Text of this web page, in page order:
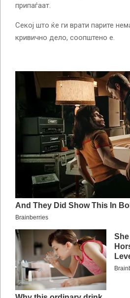
припаѓаат.
Секој што ќе ги врати парите
кривично дело, соопштено е.